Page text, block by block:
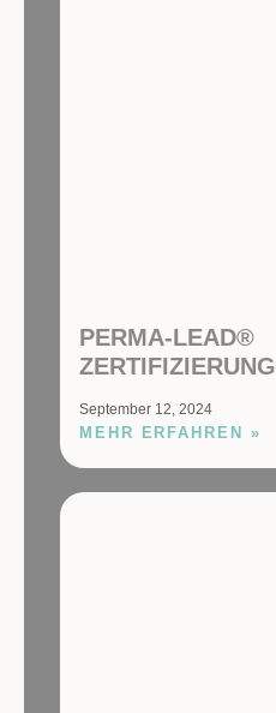
PERMA-LEAD®
ZERTIFIZIERUNG
September 12, 2024
MEHR ERFAHREN »